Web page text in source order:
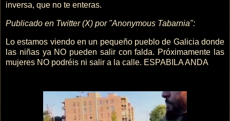
inversa, que no te enteras.
Publicado en Twitter (X) por "Anonymous Tabarnia":
Lo estamos viendo en un pequeño pueblo de Galicia donde
las niñas ya NO pueden salir con falda. Próximamente las
mujeres NO podréis ni salir a la calle. ESPABILA ANDA